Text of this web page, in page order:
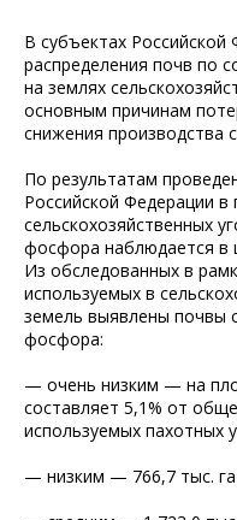
В субъектах Российской
распределения почв по
на землях
основным причинам
снижения производства
По результатам
Российской Федерации
сельскохозяйственных
фосфора наблюдается в
Из обследованных в
используемых в
земель выявлены почвы
фосфора:
— очень низким — на
составляет 5,1% от
используемых пахотных
— низким — 766,7 тыс. га